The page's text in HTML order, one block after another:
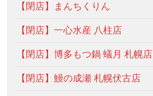
【閉店】まんちくりん
【閉店】一心水産 八柱店
【閉店】博多もつ鍋 蟻月 札幌店
【閉店】鰻の成瀬 札幌伏古店